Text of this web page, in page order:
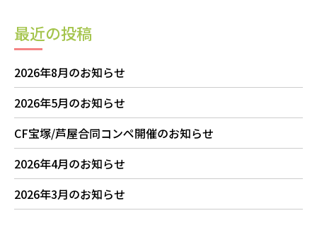
最近の投稿
2026年8月のお知らせ
2026年5月のお知らせ
CF宝塚/芦屋合同コンペ開催のお知らせ
2026年4月のお知らせ
2026年3月のお知らせ